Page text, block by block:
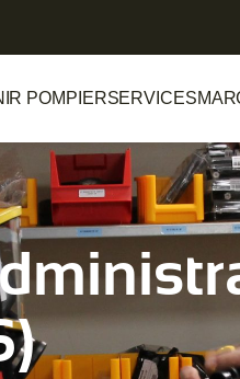
POMPIERSERVICES